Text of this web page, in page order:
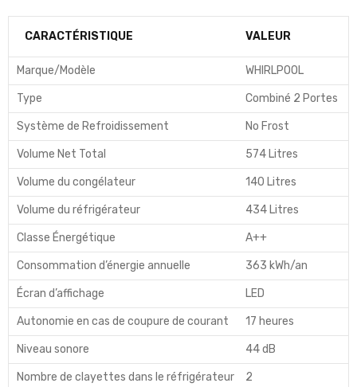
CARACTÉRISTIQUE VALEUR
Marque/Modèle WHIRLPOOL
Type Combiné 2 Portes
Système de Refroidissement No Frost
Volume Net Total 574 Litres
Volume du congélateur 140 Litres
Volume du réfrigérateur 434 Litres
Classe Énergétique A++
Consommation d’énergie annuelle 363 kWh/an
Écran d’affichage LED
Autonomie en cas de coupure de courant 17 heures
Niveau sonore 44 dB
Nombre de clayettes dans le réfrigérateur 2